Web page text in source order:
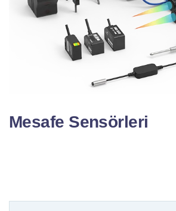
Mesafe Sensörleri